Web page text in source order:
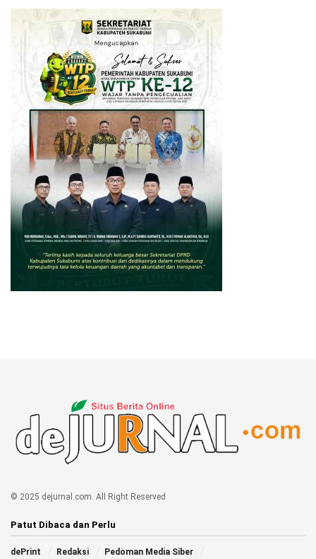
© 2025 dejurnal.com. All Right Reserved
Patut Dibaca dan Perlu
dePrint Redaksi Pedoman Media Siber